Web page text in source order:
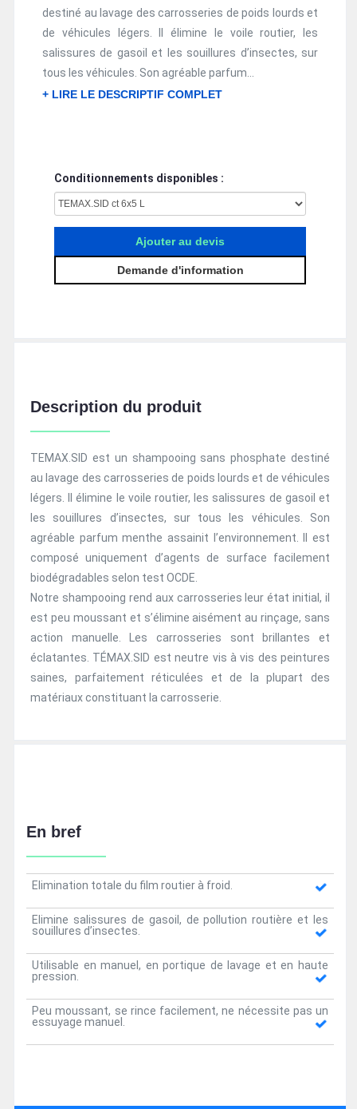
destiné au lavage des carrosseries de poids lourds et
de véhicules légers. Il élimine le voile routier, les
salissures de gasoil et les souillures d’insectes, sur
tous les véhicules. Son agréable parfum...
+ LIRE LE DESCRIPTIF COMPLET
Conditionnements disponibles :
Ajouter au devis
Description du produit
TEMAX.SID est un shampooing sans phosphate destiné
au lavage des carrosseries de poids lourds et de véhicules
légers. Il élimine le voile routier, les salissures de gasoil et
les souillures d’insectes, sur tous les véhicules. Son
agréable parfum menthe assainit l’environnement. Il est
composé uniquement d’agents de surface facilement
biodégradables selon test OCDE.
Notre shampooing rend aux carrosseries leur état initial, il
est peu moussant et s’élimine aisément au rinçage, sans
action manuelle. Les carrosseries sont brillantes et
éclatantes. TÉMAX.SID est neutre vis à vis des peintures
saines, parfaitement réticulées et de la plupart des
matériaux constituant la carrosserie.
En bref
Elimination totale du film routier à froid.
Elimine salissures de gasoil, de pollution routière et les
souillures d’insectes.
Utilisable en manuel, en portique de lavage et en haute
pression.
Peu moussant, se rince facilement, ne nécessite pas un
essuyage manuel.